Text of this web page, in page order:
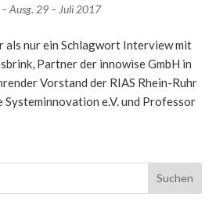
Ausg. 29 – Juli 2017
als nur ein Schlagwort Interview mit
Partner der innowise GmbH in
Vorstand der RIAS Rhein-Ruhr
e.V. und Professor